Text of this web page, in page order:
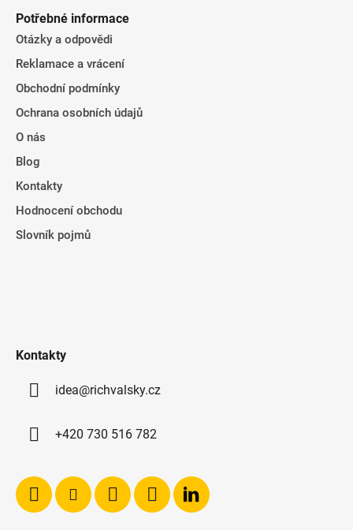
Potřebné informace
Otázky a odpovědi
Reklamace a vrácení
Obchodní podmínky
Ochrana osobních údajů
O nás
Blog
Kontakty
Hodnocení obchodu
Slovník pojmů
Kontakty
idea@richvalsky.cz
+420 730 516 782